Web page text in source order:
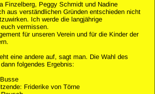
Finzelberg, Peggy Schmidt und Nadine
aus verständlichen Gründen entschieden nicht
Ich werde die langjährige
vermissen.
für unseren Verein und für die Kinder der
eine andere auf, sagt man. Die Wahl des
folgendes Ergebnis:
Friderike von Törne